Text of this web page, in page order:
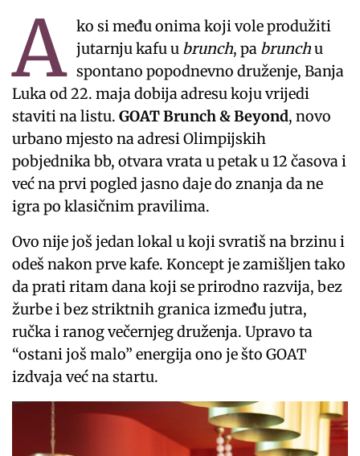
A ko si među onima koji vole produžiti
jutarnju kafu u brunch, pa brunchu
spontano popodnevno druženje, Banja
Luka od 22. maja dobija adresu koju vrijedi
staviti na listu.GOAT Brunch & Beyond, novo
urbano mjesto na adresi Olimpijskih
pobjednika bb, otvara vrata u petak u 12 časova i
već na prvi pogled jasno daje do znanja da ne
igra po klasičnim pravilima.
Ovo nije još jedan lokal u koji svratiš na brzinu i
odeš nakon prve kafe. Koncept je zamišljen tako
da prati ritam dana koji se prirodno razvija, bez
žurbe i bez striktnih granica između jutra,
ručka i ranog večernjeg druženja. Upravo ta
“ostani još malo” energija ono je što GOAT
izdvaja već na startu.